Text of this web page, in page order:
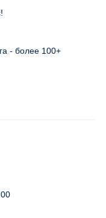
- более 100+